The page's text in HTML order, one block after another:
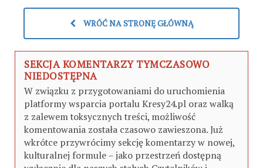
WRÓĆ NA STRONĘ GŁÓWNĄ
SEKCJA KOMENTARZY TYMCZASOWO
NIEDOSTĘPNA
W związku z przygotowaniami do uruchomienia
platformy wsparcia portalu Kresy24.pl oraz walką
z zalewem toksycznych treści, możliwość
komentowania została czasowo zawieszona. Już
wkrótce przywrócimy sekcję komentarzy w nowej,
kulturalnej formule – jako przestrzeń dostępną